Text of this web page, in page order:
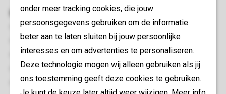
onder meer tracking cookies, die jouw
persoonsgegevens gebruiken om de informatie
beter aan te laten sluiten bij jouw persoonlijke
interesses en om advertenties te personaliseren.
Deze technologie mogen wij alleen gebruiken als jij
ons toestemming geeft deze cookies te gebruiken.
Buiten
Afgesloten terras
Balkon
Terrasmeubilair
Barbecue
Maximaal één auto parkeren bij de accommodatie